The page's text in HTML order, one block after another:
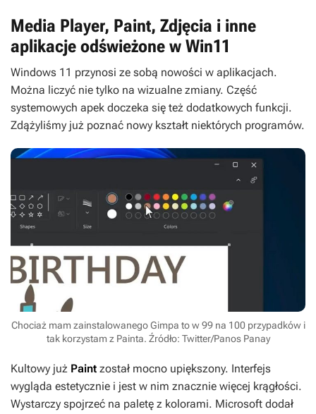
Media Player, Paint, Zdjęcia i inne
aplikacje odświeżone w Win11
Windows 11 przynosi ze sobą nowości w aplikacjach.
Można liczyć nie tylko na wizualne zmiany. Część
systemowych apek doczeka się też dodatkowych funkcji.
Zdążyliśmy już poznać nowy kształt niektórych programów.
Chociaż mam zainstalowanego Gimpa to w 99 na 100 przypadków i
tak korzystam z Painta. Źródło: Twitter/Panos Panay
Kultowy już Paint został mocno upiększony. Interfejs
wygląda estetycznie i jest w nim znacznie więcej krągłości.
Wystarczy spojrzeć na paletę z kolorami. Microsoft dodał